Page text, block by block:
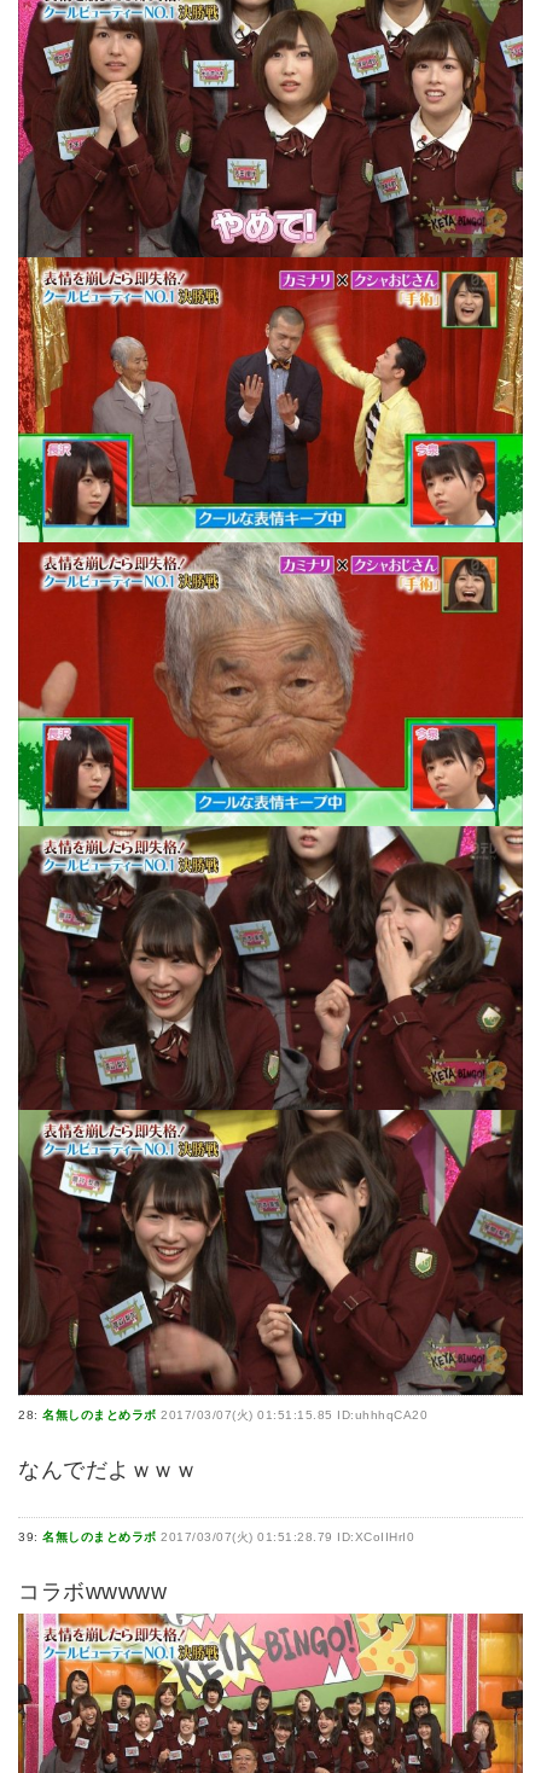
28: 名無しのまとめラボ 2017/03/07(火) 01:51:15.85 ID:uhhhqCA20
なんでだよｗｗｗ
39: 名無しのまとめラボ 2017/03/07(火) 01:51:28.79 ID:XCoIIHrI0
コラボwwwww